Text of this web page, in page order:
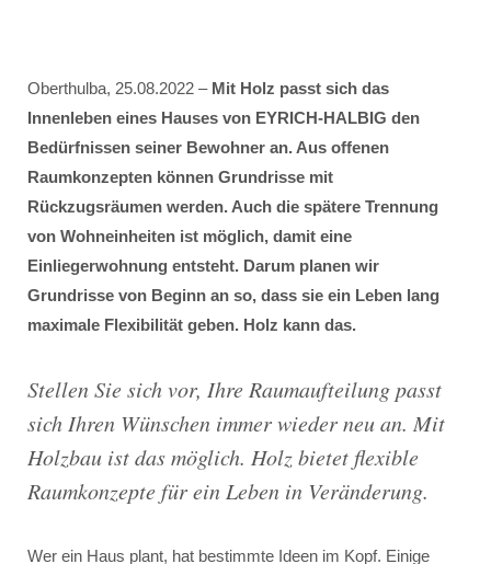
Oberthulba, 25.08.2022 – Mit Holz passt sich das
Innenleben eines Hauses von EYRICH-HALBIG den
Bedürfnissen seiner Bewohner an. Aus offenen
Raumkonzepten können Grundrisse mit
Rückzugsräumen werden. Auch die spätere Trennung
von Wohneinheiten ist möglich, damit eine
Einliegerwohnung entsteht. Darum planen wir
Grundrisse von Beginn an so, dass sie ein Leben lang
maximale Flexibilität geben. Holz kann das.
Stellen Sie sich vor, Ihre Raumaufteilung passt
sich Ihren Wünschen immer wieder neu an. Mit
Holzbau ist das möglich. Holz bietet flexible
Raumkonzepte für ein Leben in Veränderung.
Wer ein Haus plant, hat bestimmte Ideen im Kopf. Einige